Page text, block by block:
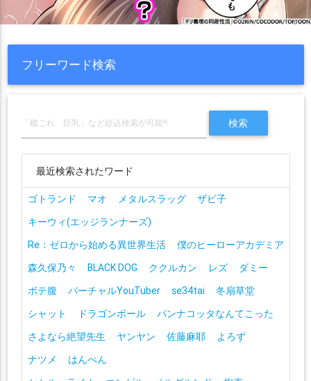
フリーワード検索
最近検索されたワード
ゴトランド マオ メタルスラッグ
ザビ子
キーウィ(エッジランナーズ)
Re：ゼロから始める異世界生活
僕のヒーローアカデミア
森久保乃々
BLACK DOG ククルカン レズ
ダミー
ボテ腹
バーチャルYouTuber se34tai
冬扇草堂
シャット
ドラゴンボール
パンナコッタなんてこった
さよなら絶望先生
ヤンヤン 佐藤麻耶
よろず
ナツメ
はんぺん